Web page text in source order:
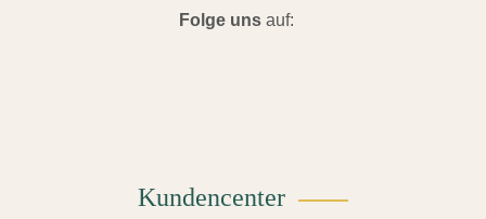
Folge uns auf:
Kundencenter